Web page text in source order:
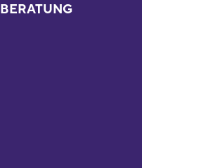
BERATUNG